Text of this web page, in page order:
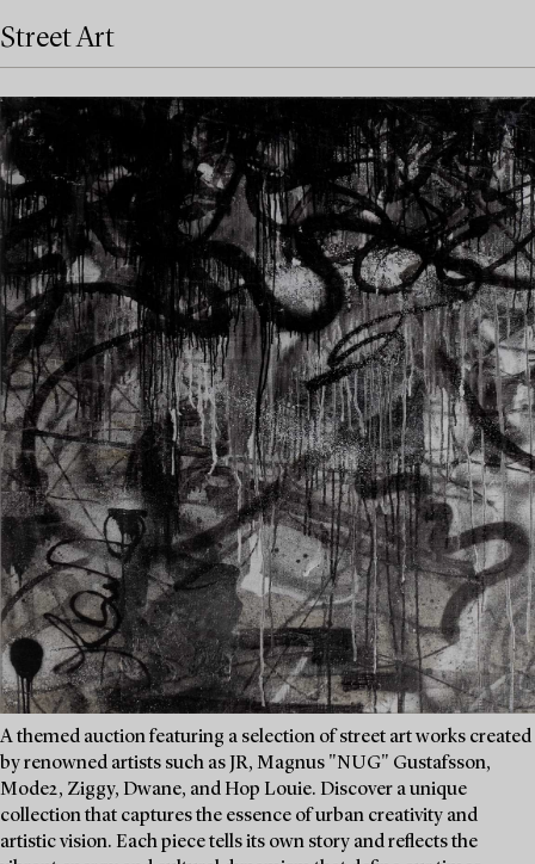
Street Art
A themed auction featuring a selection of street art works created
by renowned artists such as JR, Magnus "NUG" Gustafsson,
Mode2, Ziggy, Dwane, and Hop Louie. Discover a unique
collection that captures the essence of urban creativity and
artistic vision. Each piece tells its own story and reflects the